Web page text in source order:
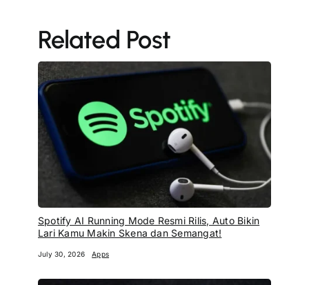
Related Post
Spotify AI Running Mode Resmi Rilis, Auto Bikin
Lari Kamu Makin Skena dan Semangat!
July 30, 2026 Apps